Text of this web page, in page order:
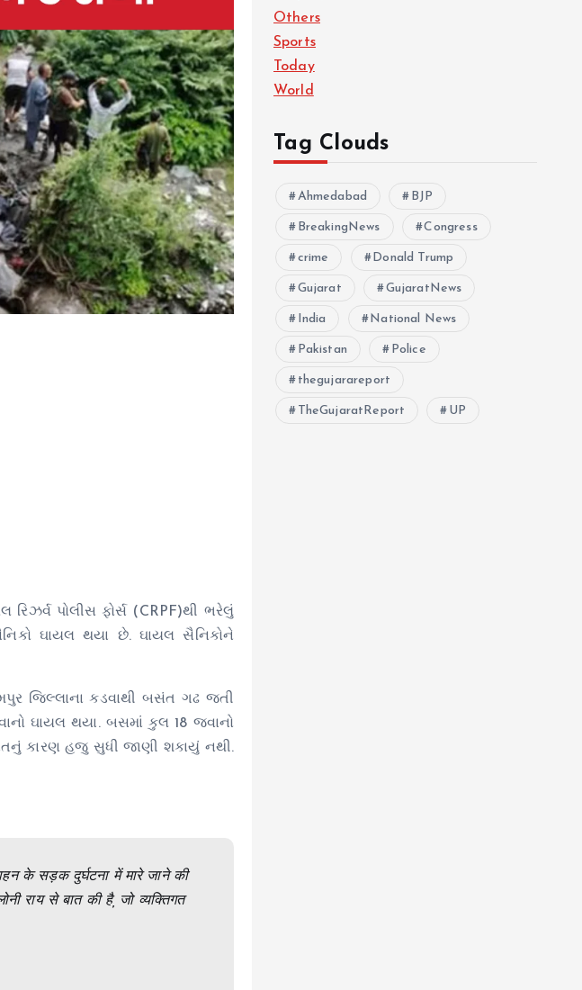
પોલીસ ફોર્સ (CRPF)થી ભરેલું
ઘાયલ થયા છે. ઘાયલ સૈનિકોને
જિલ્લાના કડવાથી બસંત ગઢ જતી
ઘાયલ થયા. બસમાં કુલ 18 જવાનો
કારણ હજુ સુધી જાણી શકાયું નથી.
के सड़क दुर्घटना में मारे जाने की
राय से बात की है, जो व्यक्तिगत
Others
Sports
Today
World
Tag Clouds
Ahmedabad BJP
BreakingNews Congress
crime Donald Trump
Gujarat GujaratNews
India National News
Pakistan Police
thegujarareport
TheGujaratReport UP